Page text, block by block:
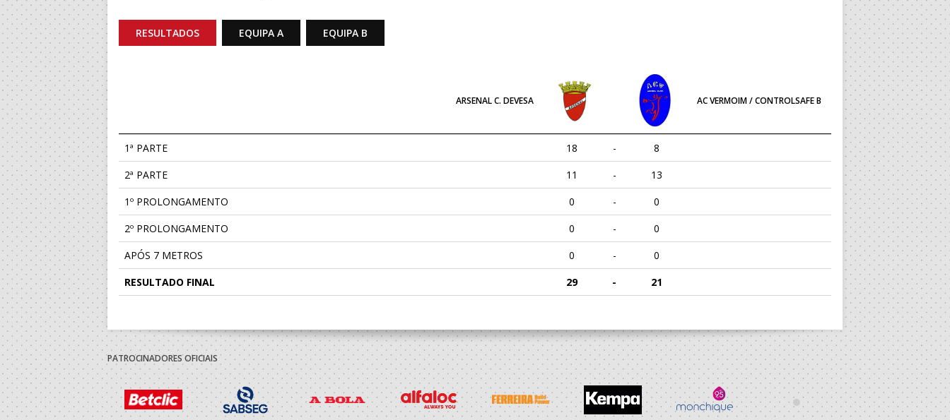
RESULTADOS EQUIPA A EQUIPA B
ARSENAL C. DEVESA AC VERMOIM / CONTROLSAFE B
1ª PARTE 18 -
8
2ª PARTE
11 -
13
1º PROLONGAMENTO
0 -
0
2º PROLONGAMENTO
0 -
0
APÓS 7 METROS
0 -
0
RESULTADO FINAL
29 - 21
PATROCINADORES OFICIAIS